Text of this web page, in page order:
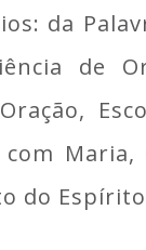
da
de
Maria,
do